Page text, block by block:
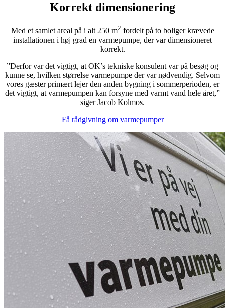
Korrekt dimensionering
Med et samlet areal på i alt 250 m2 fordelt på to boliger krævede
installationen i høj grad en varmepumpe, der var dimensioneret
korrekt.
”Derfor var det vigtigt, at OK’s tekniske konsulent var på besøg og
kunne se, hvilken størrelse varmepumpe der var nødvendig. Selvom
vores gæster primært lejer den anden bygning i sommerperioden, er
det vigtigt, at varmepumpen kan forsyne med varmt vand hele året,”
siger Jacob Kolmos.
Få rådgivning om varmepumper